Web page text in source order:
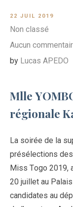
22 JUIL 2019
Non classé
Aucun
by Lucas APEDO
Mlle
régionale
La soirée de la
présélections
Miss Togo 2019,
20 juillet au
candidates au